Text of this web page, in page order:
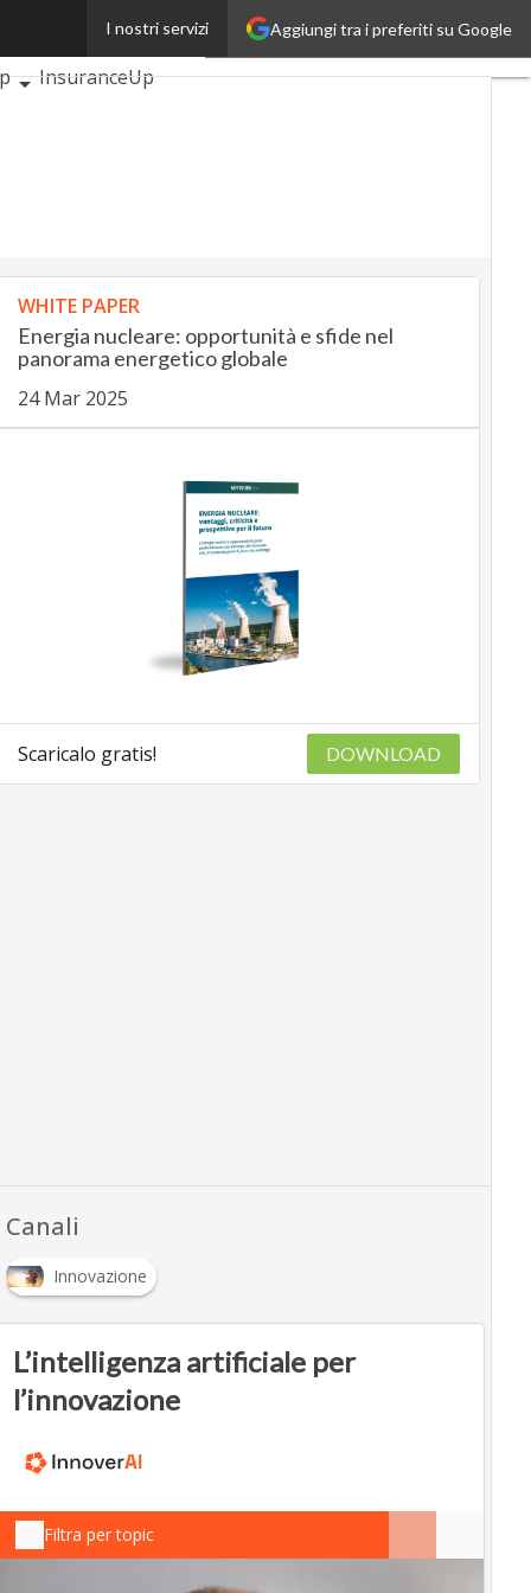
Aggiungi tra i preferiti su Google
I nostri servizi
AutomotiveUp
InsuranceUp
WHITE PAPER
Energia nucleare: opportunità e sfide nel
panorama energetico globale
24 Mar 2025
Scaricalo gratis! DOWNLOAD
Canali
Innovazione
L’intelligenza artificiale per
l’innovazione
Filtra per topic